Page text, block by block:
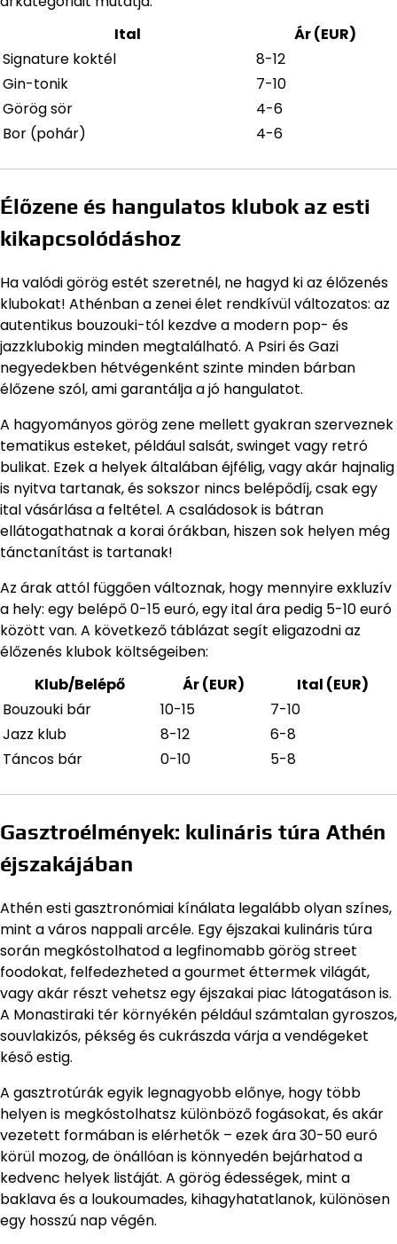
Ital
Ár (EUR)
Signature koktél
8-12
Gin-tonik
7-10
Görög sör
4-6
Bor (pohár)
4-6
Élőzene és hangulatos klubok az esti
kikapcsolódáshoz
Ha valódi görög estét szeretnél, ne hagyd ki az élőzenés
klubokat! Athénban a zenei élet rendkívül változatos: az
autentikus bouzouki-tól kezdve a modern pop- és
jazzklubokig minden megtalálható. A Psiri és Gazi
negyedekben hétvégenként szinte minden bárban
élőzene szól, ami garantálja a jó hangulatot.
A hagyományos görög zene mellett gyakran szerveznek
tematikus esteket, például salsát, swinget vagy retró
bulikat. Ezek a helyek általában éjfélig, vagy akár hajnalig
is nyitva tartanak, és sokszor nincs belépődíj, csak egy
ital vásárlása a feltétel. A családosok is bátran
ellátogathatnak a korai órákban, hiszen sok helyen még
tánctanítást is tartanak!
Az árak attól függően változnak, hogy mennyire exkluzív
a hely: egy belépő 0-15 euró, egy ital ára pedig 5-10 euró
között van. A következő táblázat segít eligazodni az
élőzenés klubok költségeiben:
Klub/Belépő
Ár (EUR)
Ital (EUR)
Bouzouki bár
10-15
7-10
Jazz klub
8-12
6-8
Táncos bár
0-10 5-8
Gasztroélmények: kulináris túra Athén
éjszakájában
Athén esti gasztronómiai kínálata legalább olyan színes,
mint a város nappali arcéle. Egy éjszakai kulináris túra
során megkóstolhatod a legfinomabb görög street
foodokat, felfedezheted a gourmet éttermek világát,
vagy akár részt vehetsz egy éjszakai piac látogatáson is.
A Monastiraki tér környékén például számtalan gyroszos,
souvlakizós, pékség és cukrászda várja a vendégeket
késő estig.
A gasztrotúrák egyik legnagyobb előnye, hogy több
helyen is megkóstolhatsz különböző fogásokat, és akár
vezetett formában is elérhetők – ezek ára 30-50 euró
körül mozog, de önállóan is könnyedén bejárhatod a
kedvenc helyek listáját. A görög édességek, mint a
baklava és a loukoumades, kihagyhatatlanok, különösen
egy hosszú nap végén.